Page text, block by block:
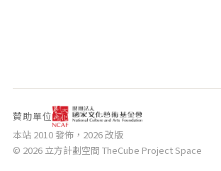
贊助單位
本站 2010 發佈，2026 改版
© 2026 立方計劃空間 TheCube Project Space